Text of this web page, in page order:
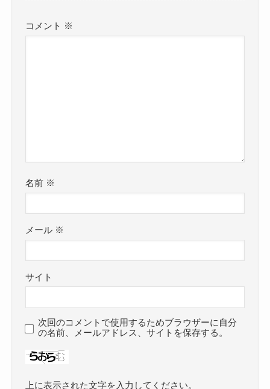
コメント ※
名前 ※
メール ※
サイト
次回のコメントで使用するためブラウザーに自分
の名前、メールアドレス、サイトを保存する。
上に表示された文字を入力してください。